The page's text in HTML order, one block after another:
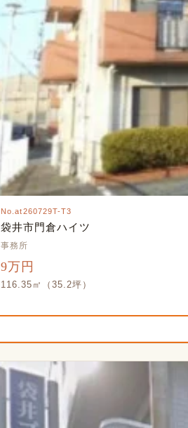
No.at260729T-T3
袋井市門倉ハイツ
事務所
9万円
116.35㎡（35.2坪）